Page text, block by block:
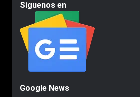
Siguenos en
Google News